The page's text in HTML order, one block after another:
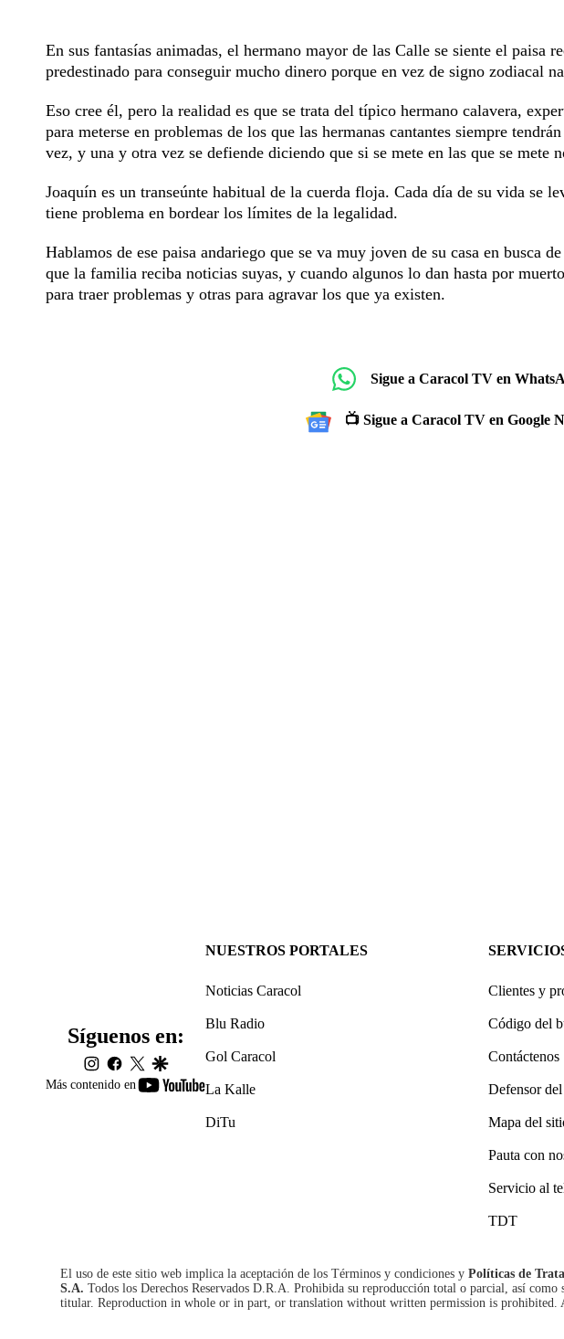
En sus fantasías animadas, el hermano mayor de las Calle se siente el paisa
predestinado para conseguir mucho dinero porque en vez de signo zodiacal
Eso cree él, pero la realidad es que se trata del típico hermano calavera,
para meterse en problemas de los que las hermanas cantantes siempre
vez, y una y otra vez se defiende diciendo que si se mete en las que se mete
Joaquín es un transeúnte habitual de la cuerda floja. Cada día de su vida se
tiene problema en bordear los límites de la legalidad.
Hablamos de ese paisa andariego que se va muy joven de su casa en busca
que la familia reciba noticias suyas, y cuando algunos lo dan hasta por
para traer problemas y otras para agravar los que ya existen.
Sigue a Caracol TV en
📺 Sigue a Caracol TV en Google
Más contenido en
youtube-
Síguenos en:
instagram
facebook
twittergoogle
NUESTROS PORTALES
Noticias Caracol
Blu Radio
Gol Caracol
La Kalle
DiTu
Clientes y
Código del
Contáctenos
Defensor
Mapa del
Pauta con
Servicio al
TDT
El uso de este sitio web implica la aceptación de los Términos y condiciones y Políticas de
S.A. Todos los Derechos Reservados D.R.A. Prohibida su reproducción total o parcial, así
titular. Reproduction in whole or in part, or translation without written permission is prohibited.